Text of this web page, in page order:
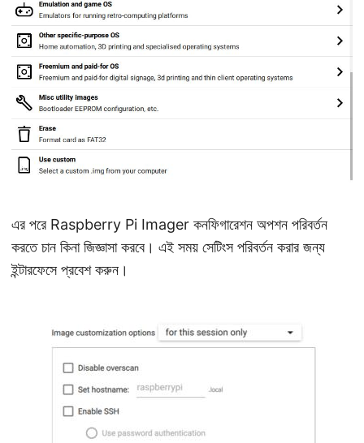
এর পরে Raspberry Pi Imager কনফিগারেশন অপশন পরিবর্তন
করতে চান কিনা জিজ্ঞাসা করবে। এই সময় সেটিংস পরিবর্তন করার জন্য
ইন্টারফেসে প্রবেশ করুন।